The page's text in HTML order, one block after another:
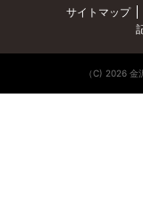
サイトマップ
（C) 2026